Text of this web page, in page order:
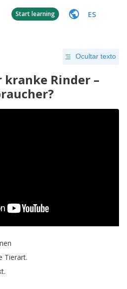
Start learning ES
Ocultar texto
Rinder –
Tierart.
.